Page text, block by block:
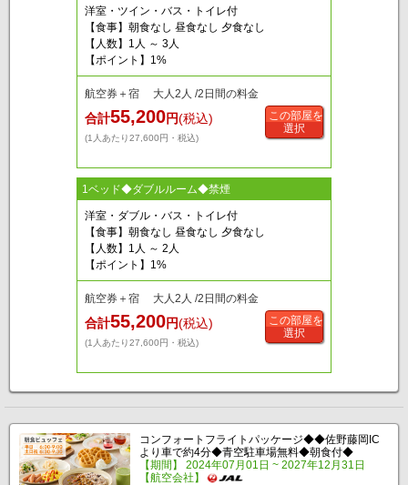
洋室・ツイン・バス・トイレ付
【食事】朝食なし 昼食なし 夕食なし
【人数】1人 ～ 3人
【ポイント】1%
航空券＋宿 大人2人 /2日間の料金
合計55,200円(税込)
(1人あたり27,600円・税込)
この部屋を
選択
1ベッド◆ダブルルーム◆禁煙
洋室・ダブル・バス・トイレ付
【食事】朝食なし 昼食なし 夕食なし
【人数】1人 ～ 2人
【ポイント】1%
航空券＋宿 大人2人 /2日間の料金
合計55,200円(税込)
(1人あたり27,600円・税込)
この部屋を
選択
コンフォートフライトパッケージ◆◆佐野藤岡IC
より車で約4分◆青空駐車場無料◆朝食付◆
【期間】 2024年07月01日 ~ 2027年12月31日
【航空会社】